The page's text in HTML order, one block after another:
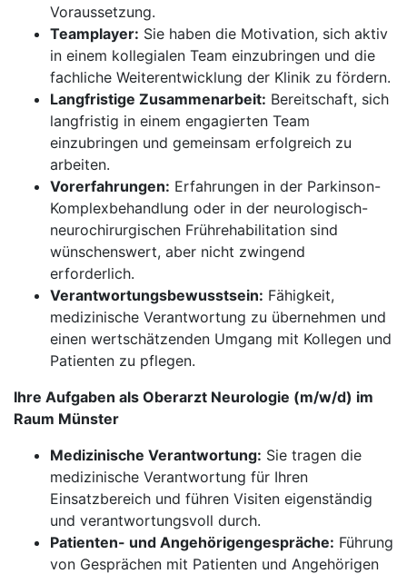
Voraussetzung.
Teamplayer: Sie haben die Motivation, sich aktiv
in einem kollegialen Team einzubringen und die
fachliche Weiterentwicklung der Klinik zu fördern.
Langfristige Zusammenarbeit: Bereitschaft, sich
langfristig in einem engagierten Team
einzubringen und gemeinsam erfolgreich zu
arbeiten.
Vorerfahrungen: Erfahrungen in der Parkinson-
Komplexbehandlung oder in der neurologisch-
neurochirurgischen Frührehabilitation sind
wünschenswert, aber nicht zwingend
erforderlich.
Verantwortungsbewusstsein: Fähigkeit,
medizinische Verantwortung zu übernehmen und
einen wertschätzenden Umgang mit Kollegen und
Patienten zu pflegen.
Ihre Aufgaben als Oberarzt Neurologie (m/w/d) im
Raum Münster
Medizinische Verantwortung: Sie tragen die
medizinische Verantwortung für Ihren
Einsatzbereich und führen Visiten eigenständig
und verantwortungsvoll durch.
Patienten- und Angehörigengespräche: Führung
von Gesprächen mit Patienten und Angehörigen